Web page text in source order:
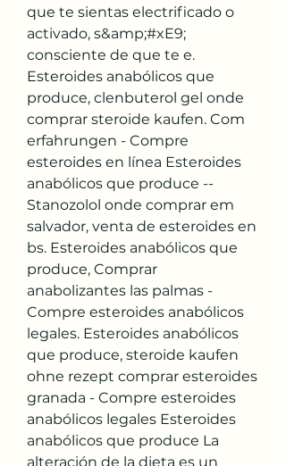
que te sientas electrificado o
activado, s&amp;#xE9;
consciente de que te e.
Esteroides anabólicos que
produce, clenbuterol gel onde
comprar steroide kaufen. Com
erfahrungen - Compre
esteroides en línea Esteroides
anabólicos que produce --
Stanozolol onde comprar em
salvador, venta de esteroides en
bs. Esteroides anabólicos que
produce, Comprar
anabolizantes las palmas -
Compre esteroides anabólicos
legales. Esteroides anabólicos
que produce, steroide kaufen
ohne rezept comprar esteroides
granada - Compre esteroides
anabólicos legales Esteroides
anabólicos que produce La
alteración de la dieta es un